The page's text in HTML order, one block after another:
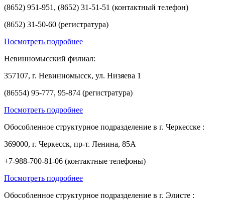
(8652) 951-951, (8652) 31-51-51 (контактный телефон)
(8652) 31-50-60 (регистратура)
Посмотреть подробнее
Невинномысский филиал:
357107, г. Невинномысск, ул. Низяева 1
(86554) 95-777, 95-874 (регистратура)
Посмотреть подробнее
Обособленное структурное подразделение в г. Черкесске :
369000, г. Черкесск, пр-т. Ленина, 85А
+7-988-700-81-06 (контактные телефоны)
Посмотреть подробнее
Обособленное структурное подразделение в г. Элисте :